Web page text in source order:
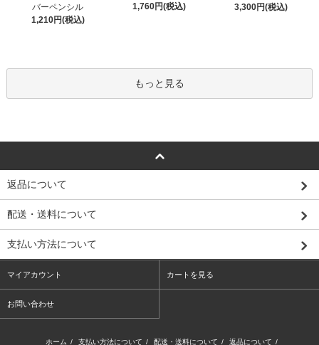
バーペンシル
1,210円(税込)
1,760円(税込)
3,300円(税込)
もっと見る
返品について
配送・送料について
支払い方法について
マイアカウント カートを見る
お問い合わせ
ホーム / 支払い方法について / 配送・送料について / 返品について /